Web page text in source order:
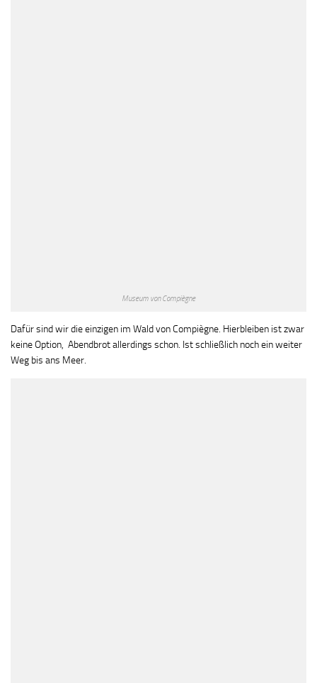
Museum von Compiègne
Dafür sind wir die einzigen im Wald von Compiègne. Hierbleiben ist zwar
keine Option, Abendbrot allerdings schon. Ist schließlich noch ein weiter
Weg bis ans Meer.